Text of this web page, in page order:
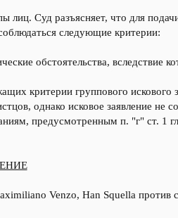
Суд разъясняет, что для
следующие критерии:
обстоятельства, вследствие
критерии группового искового
однако исковое заявление не
предусмотренным п. "г" ст. 1
Venzo, Han Squella